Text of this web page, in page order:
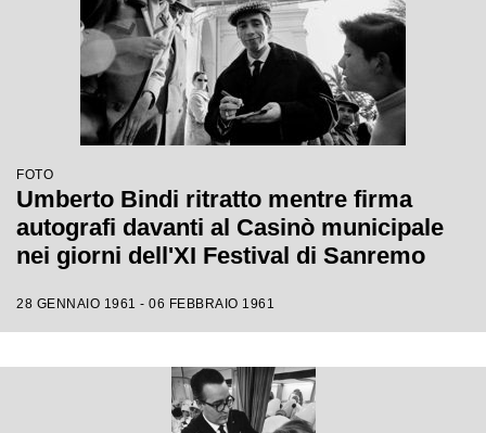
FOTO
Umberto Bindi ritratto mentre firma
autografi davanti al Casinò municipale
nei giorni dell'XI Festival di Sanremo
28 GENNAIO 1961 - 06 FEBBRAIO 1961